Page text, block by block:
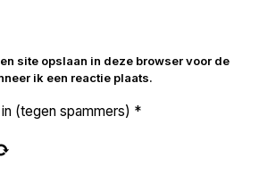
site opslaan in deze browser voor de
ik een reactie plaats.
(tegen spammers) *